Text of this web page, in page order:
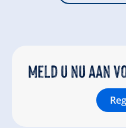
Meld u nu aan